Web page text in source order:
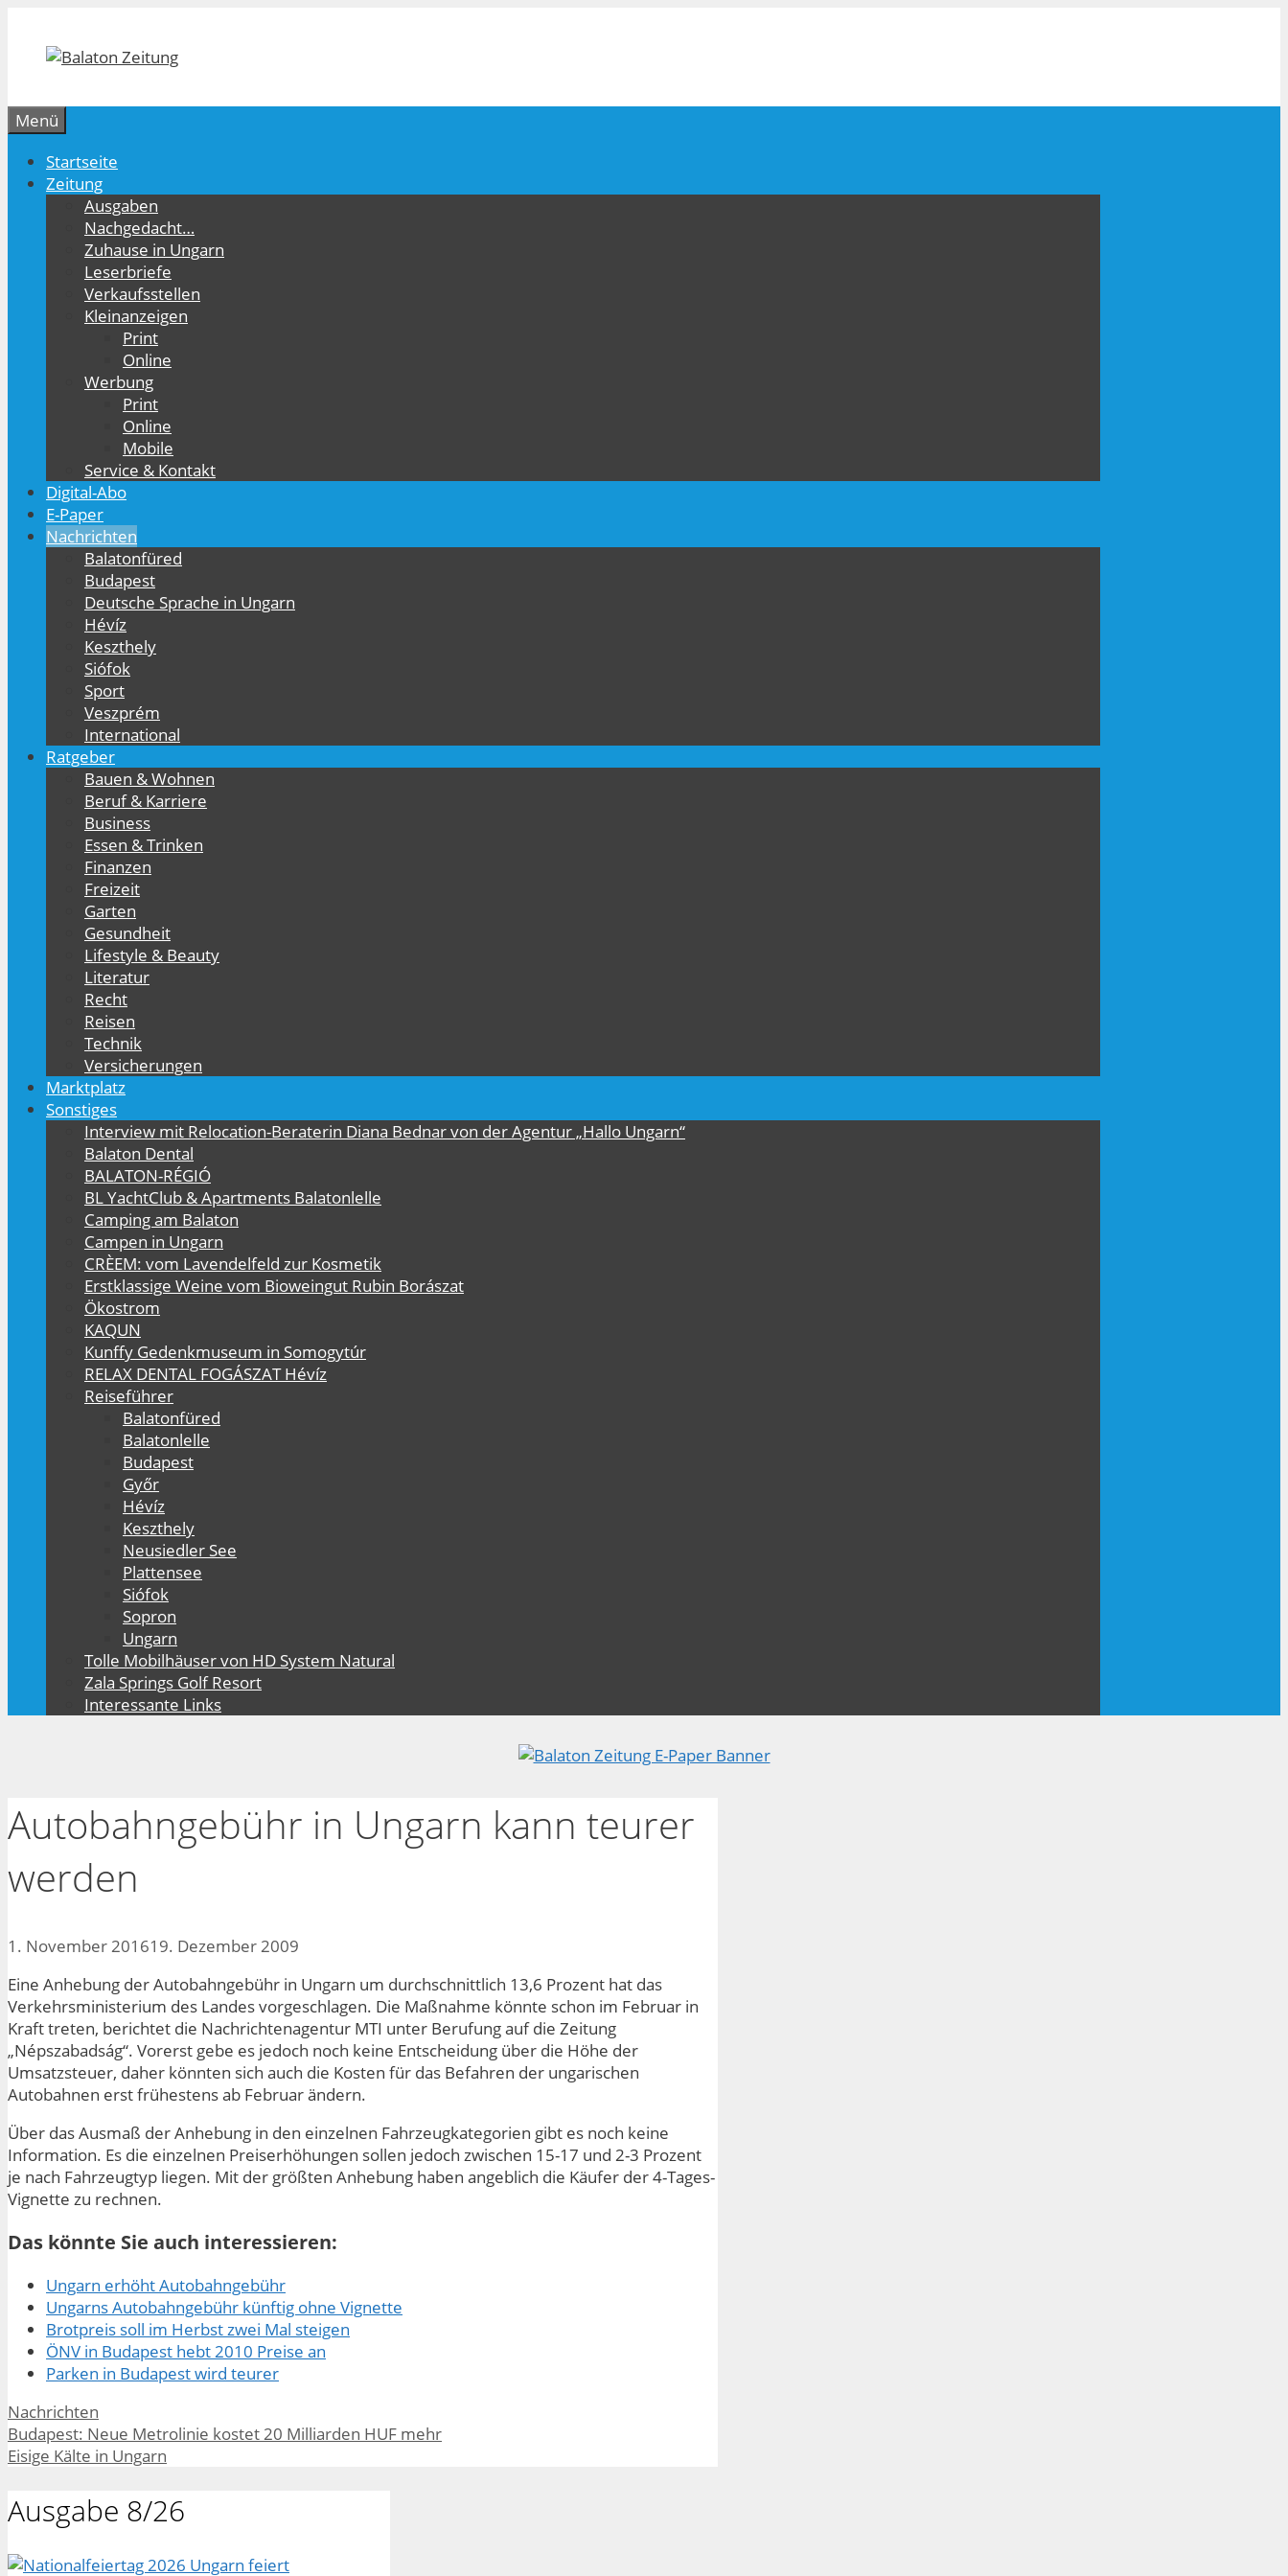
springen
Menü
Startseite
Zeitung
Ausgaben
Nachgedacht…
Zuhause in Ungarn
Leserbriefe
Verkaufsstellen
Kleinanzeigen
Print
Online
Werbung
Print
Online
Mobile
Service & Kontakt
Digital-Abo
E-Paper
Nachrichten
Balatonfüred
Budapest
Deutsche Sprache in Ungarn
Hévíz
Keszthely
Siófok
Sport
Veszprém
International
Ratgeber
Bauen & Wohnen
Beruf & Karriere
Business
Essen & Trinken
Finanzen
Freizeit
Garten
Gesundheit
Lifestyle & Beauty
Literatur
Recht
Reisen
Technik
Versicherungen
Marktplatz
Sonstiges
Interview mit Relocation-Beraterin Diana Bednar von der Agentur „Hallo Ungarn“
Balaton Dental
BALATON-RÉGIÓ
BL YachtClub & Apartments Balatonlelle
Camping am Balaton
Campen in Ungarn
CRÈEM: vom Lavendelfeld zur Kosmetik
Erstklassige Weine vom Bioweingut Rubin Borászat
Ökostrom
KAQUN
Kunffy Gedenkmuseum in Somogytúr
RELAX DENTAL FOGÁSZAT Hévíz
Reiseführer
Balatonfüred
Balatonlelle
Budapest
Győr
Hévíz
Keszthely
Neusiedler See
Plattensee
Siófok
Sopron
Ungarn
Tolle Mobilhäuser von HD System Natural
Zala Springs Golf Resort
Interessante Links
Autobahngebühr in Ungarn kann teurer
werden
1. November 201619. Dezember 2009
Eine Anhebung der Autobahngebühr in Ungarn um durchschnittlich 13,6 Prozent hat das
Verkehrsministerium des Landes vorgeschlagen. Die Maßnahme könnte schon im Februar in
Kraft treten, berichtet die Nachrichtenagentur MTI unter Berufung auf die Zeitung
„Népszabadság“. Vorerst gebe es jedoch noch keine Entscheidung über die Höhe der
Umsatzsteuer, daher könnten sich auch die Kosten für das Befahren der ungarischen
Autobahnen erst frühestens ab Februar ändern.
Über das Ausmaß der Anhebung in den einzelnen Fahrzeugkategorien gibt es noch keine
Information. Es die einzelnen Preiserhöhungen sollen jedoch zwischen 15-17 und 2-3 Prozent
je nach Fahrzeugtyp liegen. Mit der größten Anhebung haben angeblich die Käufer der 4-Tages-
Vignette zu rechnen.
Das könnte Sie auch interessieren:
Ungarn erhöht Autobahngebühr
Ungarns Autobahngebühr künftig ohne Vignette
Brotpreis soll im Herbst zwei Mal steigen
ÖNV in Budapest hebt 2010 Preise an
Parken in Budapest wird teurer
Kategorien
Nachrichten
Budapest: Neue Metrolinie kostet 20 Milliarden HUF mehr
Eisige Kälte in Ungarn
Ausgabe 8/26